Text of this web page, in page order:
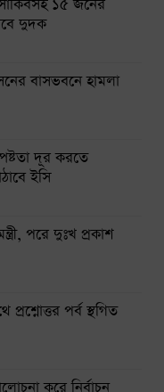
সাকিবসহ ১৫ জনের
দুদক
বাসভবনে হামলা
দূর করতে
ইসি
পরে দুঃখ প্রকাশ
প্রশ্নোত্তর পর্ব স্থগিত